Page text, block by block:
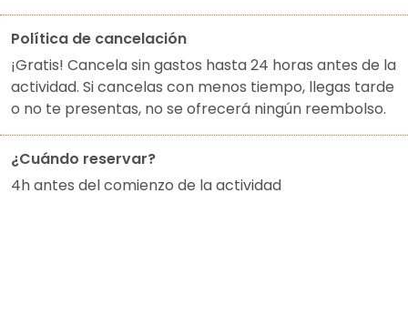
Política de cancelación
¡Gratis! Cancela sin gastos hasta 24 horas antes de la
actividad. Si cancelas con menos tiempo, llegas tarde
o no te presentas, no se ofrecerá ningún reembolso.
¿Cuándo reservar?
4h antes del comienzo de la actividad